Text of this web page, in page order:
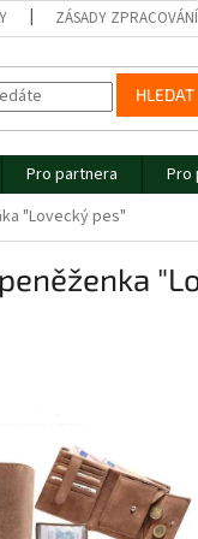
ZÁSADY
HLEDAT
Pro partnera Pro
"Lovecký pes"